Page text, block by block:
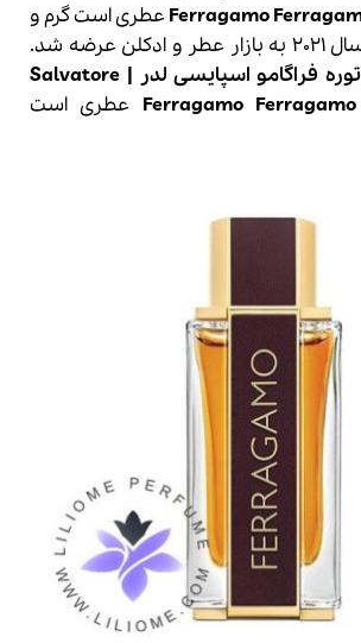
Ferragamoعطری است گرم و
ادکلن عرضه شد.
عطر ادکلن سالواتوره فراگامو اسپایسی لدر | Salvatore
Ferragamo عطری است